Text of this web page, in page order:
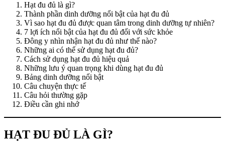
Hạt đu đủ là gì?
Thành phần dinh dưỡng nổi bật của hạt đu đủ
Vì sao hạt đu đủ được quan tâm trong dinh dưỡng tự nhiên?
7 lợi ích nổi bật của hạt đu đủ đối với sức khỏe
Đông y nhìn nhận hạt đu đủ như thế nào?
Những ai có thể sử dụng hạt đu đủ?
Cách sử dụng hạt đu đủ hiệu quả
Những lưu ý quan trọng khi dùng hạt đu đủ
Bảng dinh dưỡng nổi bật
Câu chuyện thực tế
Câu hỏi thường gặp
Điều cần ghi nhớ
HẠT ĐU ĐỦ LÀ GÌ?